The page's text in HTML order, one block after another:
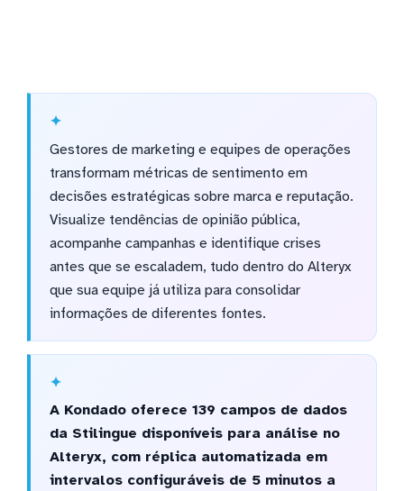
Gestores de marketing e equipes de operações
transformam métricas de sentimento em
decisões estratégicas sobre marca e reputação.
Visualize tendências de opinião pública,
acompanhe campanhas e identifique crises
antes que se escaladem, tudo dentro do Alteryx
que sua equipe já utiliza para consolidar
informações de diferentes fontes.
A Kondado oferece 139 campos de dados
da Stilingue disponíveis para análise no
Alteryx, com réplica automatizada em
intervalos configuráveis de 5 minutos a